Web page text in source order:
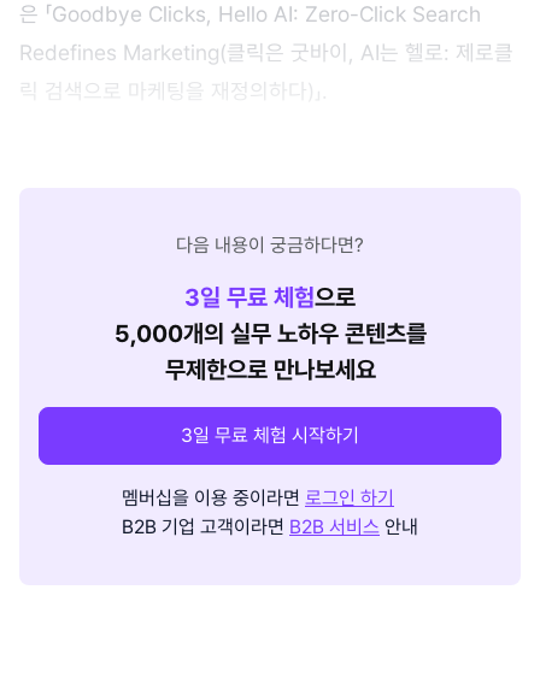
은 「Goodbye Clicks, Hello AI: Zero-Click Search
Redefines Marketing(클릭은 굿바이, AI는 헬로: 제로클
릭 검색으로 마케팅을 재정의하다)」.
다음 내용이 궁금하다면?
3일 무료 체험으로
5,000개의 실무 노하우 콘텐츠를
무제한으로 만나보세요
3일 무료 체험 시작하기
멤버십을 이용 중이라면 로그인 하기
B2B 기업 고객이라면 B2B 서비스 안내